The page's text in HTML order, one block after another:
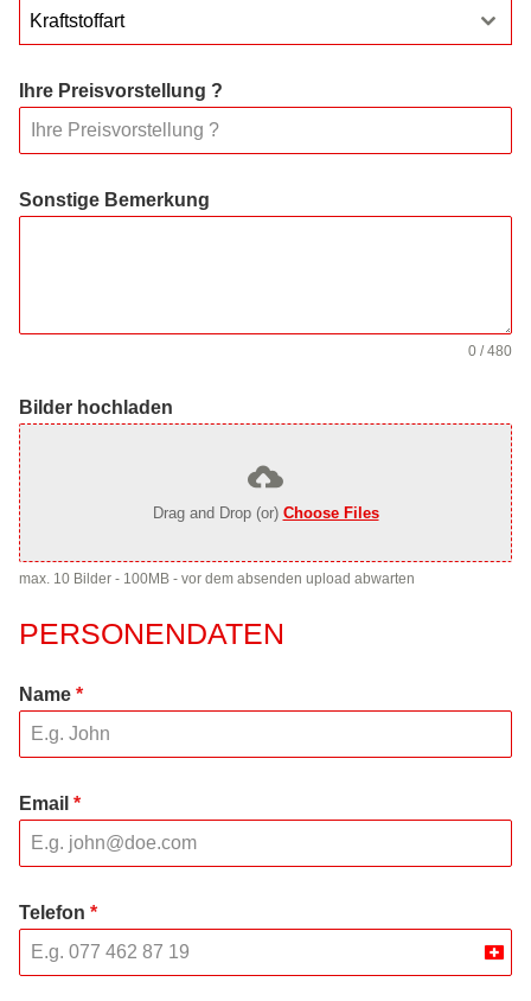
Kraftstoffart
Ihre Preisvorstellung ?
Sonstige Bemerkung
0 / 480
Bilder hochladen
Drag and Drop (or) Choose Files
max. 10 Bilder - 100MB - vor dem absenden upload abwarten
PERSONENDATEN
Name *
Email *
Telefon *